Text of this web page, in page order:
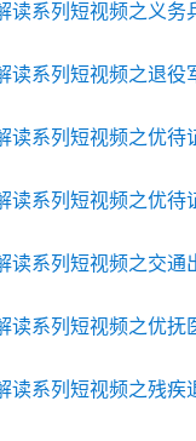
读系列短视频之义务
读系列短视频之退役
读系列短视频之优待
读系列短视频之优待
读系列短视频之交通
读系列短视频之优抚
读系列短视频之残疾